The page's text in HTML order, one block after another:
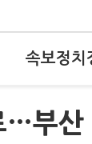
속보정치
부산